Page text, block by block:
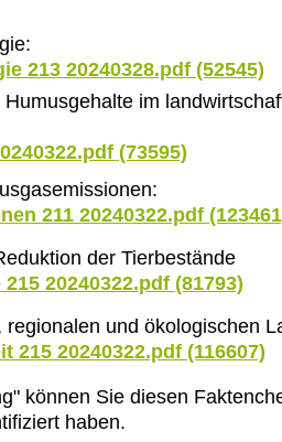
213 20240328.pdf (52545)
im
(73595)
211 20240322.pdf
der Tierbestände
20240322.pdf (81793)
und ökologischen
215 20240322.pdf (116607)
können Sie diesen
haben.